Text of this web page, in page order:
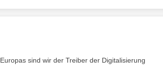
sind wir der Treiber der Digitalisierung